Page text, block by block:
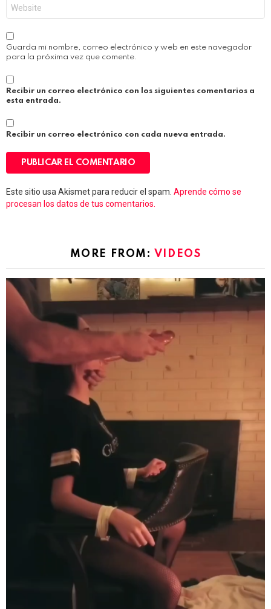
Guarda mi nombre, correo electrónico y web en este navegador
para la próxima vez que comente.
Recibir un correo electrónico con los siguientes comentarios a
esta entrada.
Recibir un correo electrónico con cada nueva entrada.
Este sitio usa Akismet para reducir el spam. Aprende cómo se
procesan los datos de tus comentarios.
MORE FROM: VIDEOS